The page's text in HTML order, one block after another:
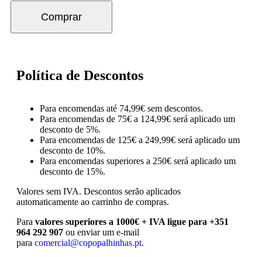
Comprar
Política de Descontos
Para encomendas até 74,99€ sem descontos.
Para encomendas de 75€ a 124,99€ será aplicado um
desconto de 5%.
Para encomendas de 125€ a 249,99€ será aplicado um
desconto de 10%.
Para encomendas superiores a 250€ será aplicado um
desconto de 15%.
Valores sem IVA. Descontos serão aplicados
automaticamente ao carrinho de compras.
Para valores superiores a 1000€ + IVA ligue para +351
964 292 907 ou enviar um e-mail
para comercial@copopalhinhas.pt.